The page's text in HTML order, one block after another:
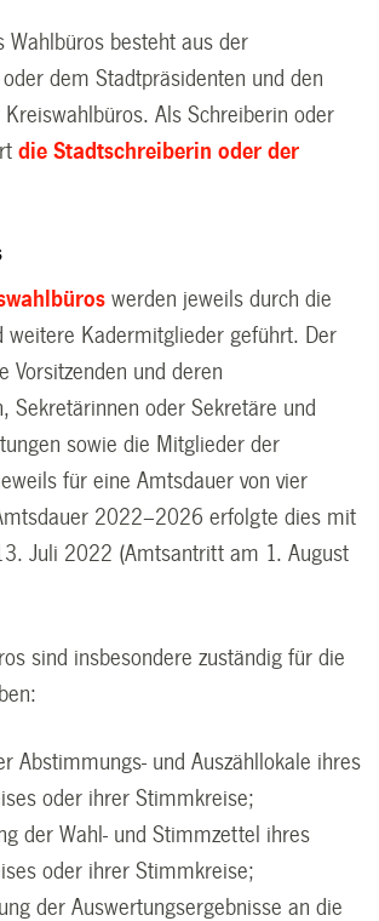
Wahlbüros besteht aus der
dem Stadtpräsidenten und den
Kreiswahlbüros. A ls Schreiberin oder
die Stadtschreiberin oder der
werden jeweils durch die
weitere Kadermitglieder geführt. Der
Vorsitzenden und deren
Sekretärinnen oder Sekretäre und
sowie die Mitglieder der
für eine Amtsdauer von vier
2022–2026 erfolgte dies mit
Juli 2022 (Amtsantritt am 1. August
sind insbesondere zuständig für die
Abstimmungs- und Auszähllokale ihres
oder ihrer Stimmkreise;
der Wahl- und Stimmzettel ihres
oder ihrer Stimmkreise;
der Auswertungsergebnisse an die